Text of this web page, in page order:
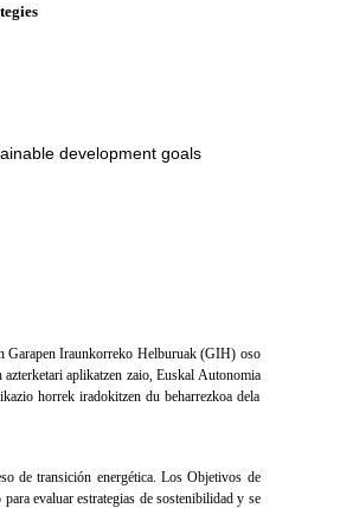
development goals
Garapen Iraunkorreko Helburuak (GIH) oso
aplikatzen zaio, Euskal Autonomia
horrek iradokitzen du beharrezkoa dela
de transición energética. Los Objetivos de
evaluar estrategias de sostenibilidad y se